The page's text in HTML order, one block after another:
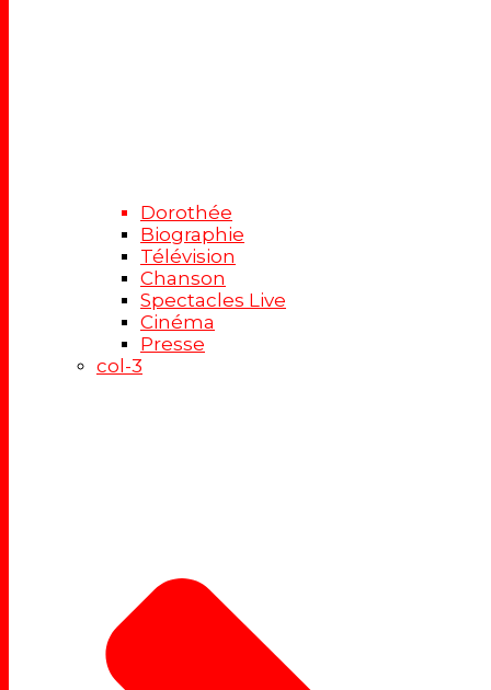
Dorothée
Biographie
Télévision
Chanson
Spectacles Live
Cinéma
Presse
col-3